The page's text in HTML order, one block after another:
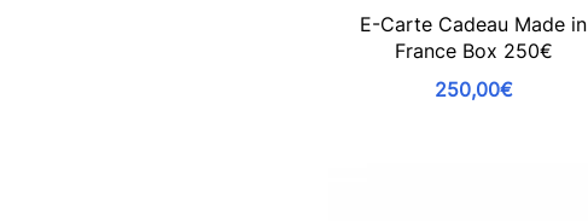
E-Carte Cadeau Made in
France Box 250€
250,00€